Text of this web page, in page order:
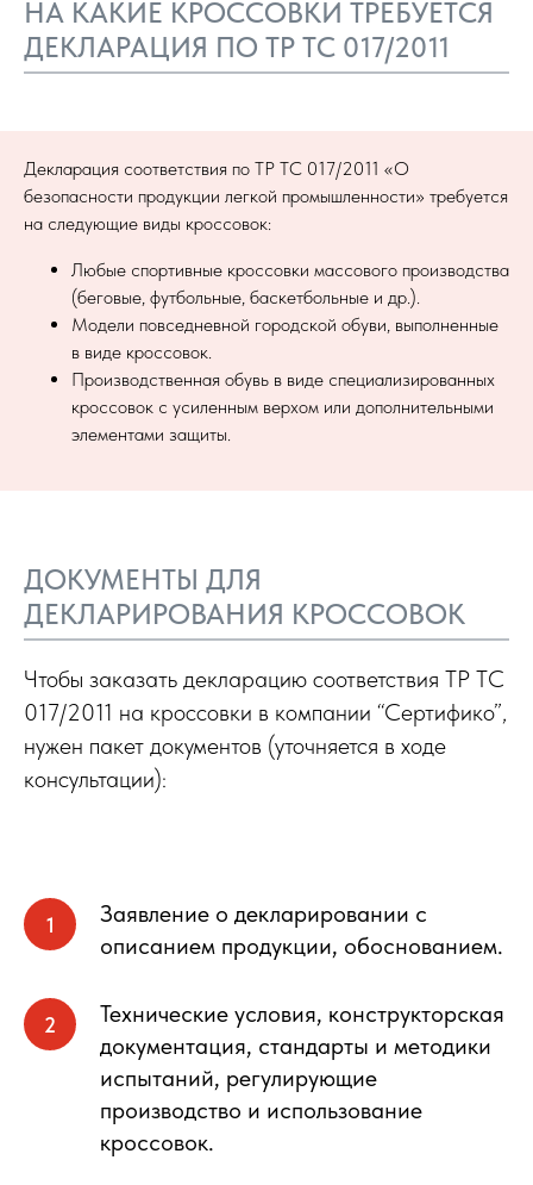
НА КАКИЕ КРОССОВКИ ТРЕБУЕТСЯ
ДЕКЛАРАЦИЯ ПО ТР ТС 017/2011
Декларация соответствия по ТР ТС 017/2011 «О
безопасности продукции легкой промышленности» требуется
на следующие виды кроссовок:
Любые спортивные кроссовки массового производства
(беговые, футбольные, баскетбольные и др.).
Модели повседневной городской обуви, выполненные
в виде кроссовок.
Производственная обувь в виде специализированных
кроссовок с усиленным верхом или дополнительными
элементами защиты.
ДОКУМЕНТЫ ДЛЯ
ДЕКЛАРИРОВАНИЯ КРОССОВОК
Чтобы заказать декларацию соответствия ТР ТС
017/2011 на кроссовки в компании “Сертифико”,
нужен пакет документов (уточняется в ходе
консультации):
Заявление о декларировании с
описанием продукции, обоснованием.
Технические условия, конструкторская
документация, стандарты и методики
испытаний, регулирующие
производство и использование
кроссовок.